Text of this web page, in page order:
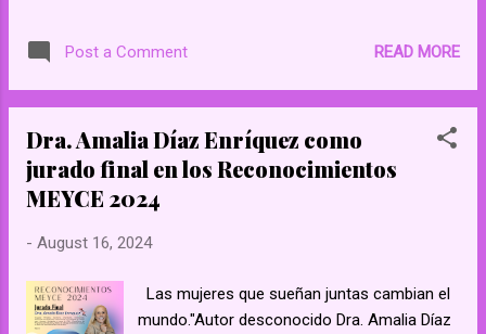
Acompaña a personas decididas en su viaje
de autoconocimiento y transformación
magia de tu luz. Austin Texas. "Una mujer es
poderosa no solo por lo que ha logrado, sino
por la capacidad de inspirar a otros a
https://www.facebook.com/ meyceonline/
groups/573582302994828 Mujeres
Emprendedoras y con Espíritu - YouTube
Post a Comment READ MORE
Dra. Amalia Díaz Enríquez como
jurado final en los Reconocimientos
MEYCE 2024
- August 16, 2024
Las mujeres que sueñan juntas cambian el
mundo."Autor desconocido Dra. Amalia Díaz